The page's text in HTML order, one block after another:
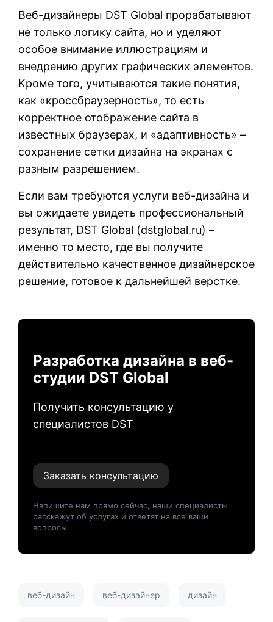
Веб-дизайнеры DST Global прорабатывают
не только логику сайта, но и уделяют
особое внимание иллюстрациям и
внедрению других графических элементов.
Кроме того, учитываются такие понятия,
как «кроссбраузерность», то есть
корректное отображение сайта в
известных браузерах, и «адаптивность» –
сохранение сетки дизайна на экранах с
разным разрешением.
Если вам требуются услуги веб-дизайна и
вы ожидаете увидеть профессиональный
результат, DST Global (dstglobal.ru) –
именно то место, где вы получите
действительно качественное дизайнерское
решение, готовое к дальнейшей верстке.
Разработка дизайна в веб-
студии DST Global
Получить консультацию у
специалистов DST
Заказать консультацию
Напишите нам прямо сейчас, наши специалисты
расскажут об услугах и ответят на все ваши
вопросы.
веб-дизайн веб-дизайнер дизайн